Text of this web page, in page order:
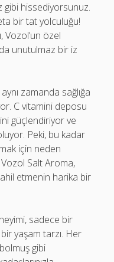
gibi hissediyorsunuz.
bir tat yolculuğu!
Vozol’un özel
unutulmaz bir iz
zamanda sağlığa
C vitamini deposu
güçlendiriyor ve
Peki, bu kadar
için neden
Vozol Salt Aroma,
etmenin harika bir
sadece bir
yaşam tarzı. Her
gibi